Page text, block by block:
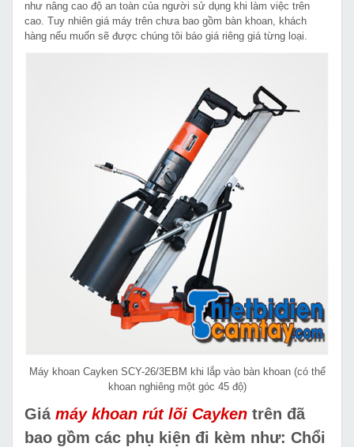
như nâng cao độ an toàn của người sử dụng khi làm việc trên
cao. Tuy nhiên giá máy trên chưa bao gồm bàn khoan, khách
hàng nếu muốn sẽ được chúng tôi báo giá riêng giá từng loại.
Máy khoan Cayken SCY-26/3EBM khi lắp vào bàn khoan (có thể
khoan nghiêng một góc 45 độ)
Giá máy khoan rút lõi Cayken trên đã
bao gồm các phụ kiện đi kèm như: Chổi